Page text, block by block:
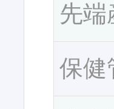
先端
保健